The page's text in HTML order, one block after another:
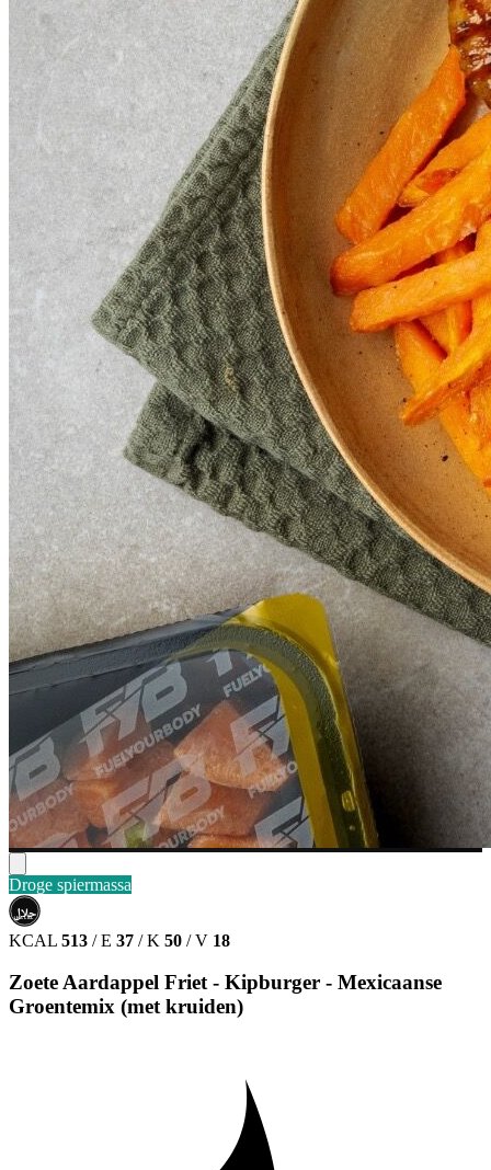
Droge spiermassa
حلال
HALAL
KCAL 513 / E 37 / K 50 / V 18
Zoete Aardappel Friet - Kipburger - Mexicaanse
Groentemix (met kruiden)